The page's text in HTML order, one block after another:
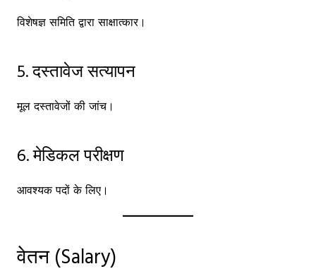
विशेषज्ञ समिति द्वारा साक्षात्कार।
5. दस्तावेज सत्यापन
मूल दस्तावेजों की जांच।
6. मेडिकल परीक्षण
आवश्यक पदों के लिए।
वेतन (Salary)